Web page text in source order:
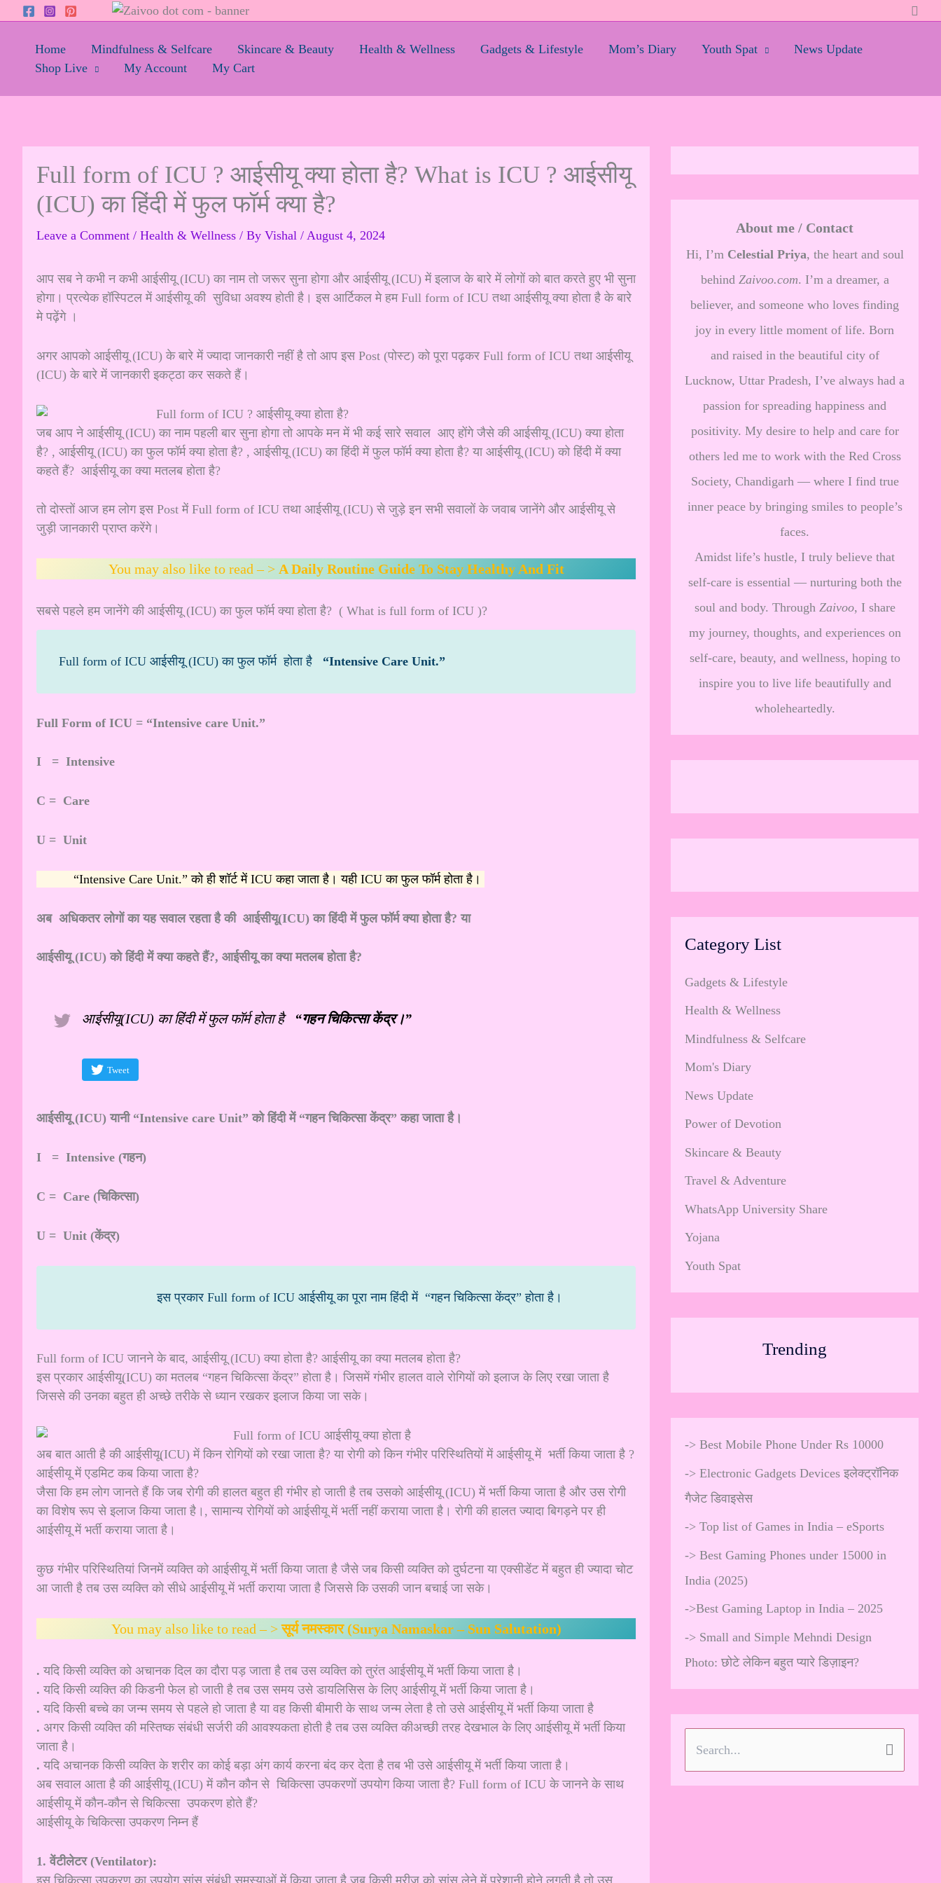
contentHome Mindfulness & Selfcare Skincare & Beauty Health & Wellness Gadgets & Lifestyle Mom’s Diary Youth Spat
News Update
Shop Live
My Account My Cart
Full form of ICU ? आईसीयू क्या होता है? What is ICU ? आईसीयू
(ICU) का हिंदी में फुल फॉर्म क्या है?
Leave a Comment / Health & Wellness / By Vishal / August 4, 2024
आप सब ने कभी न कभी आईसीयू (ICU) का नाम तो जरूर सुना होगा और आईसीयू (ICU) में इलाज के बारे में लोगों को बात करते हुए भी सुना
होगा। प्रत्येक हॉस्पिटल में आईसीयू की सुविधा अवश्य होती है। इस आर्टिकल मे हम Full form of ICU तथा आईसीयू क्या होता है के बारे
मे पढ़ेंगे ।
अगर आपको आईसीयू (ICU) के बारे में ज्यादा जानकारी नहीं है तो आप इस Post (पोस्ट) को पूरा पढ़कर Full form of ICU तथा आईसीयू
(ICU) के बारे में जानकारी इकट्ठा कर सकते हैं।
जब आप ने आईसीयू (ICU) का नाम पहली बार सुना होगा तो आपके मन में भी कई सारे सवाल आए होंगे जैसे की आईसीयू (ICU) क्या होता
है? , आईसीयू (ICU) का फुल फॉर्म क्या होता है? , आईसीयू (ICU) का हिंदी में फुल फॉर्म क्या होता है? या आईसीयू (ICU) को हिंदी में क्या
कहते हैं? आईसीयू का क्या मतलब होता है?
तो दोस्तों आज हम लोग इस Post में Full form of ICU तथा आईसीयू (ICU) से जुड़े इन सभी सवालों के जवाब जानेंगे और आईसीयू से
जुड़ी जानकारी प्राप्त करेंगे।
You may also like to read – > A Daily Routine Guide To Stay Healthy And Fit
सबसे पहले हम जानेंगे की आईसीयू (ICU) का फुल फॉर्म क्या होता है? ( What is full form of ICU )?
Full form of ICU आईसीयू (ICU) का फुल फॉर्म होता है “Intensive Care Unit.”
Full Form of ICU = “Intensive care Unit.”
I = Intensive
C = Care
U = Unit
“Intensive Care Unit.” को ही शॉर्ट में ICU कहा जाता है। यही ICU का फुल फॉर्म होता है।
अब अधिकतर लोगों का यह सवाल रहता है की आईसीयू(ICU) का हिंदी में फुल फॉर्म क्या होता है? या
आईसीयू (ICU) को हिंदी में क्या कहते हैं?, आईसीयू का क्या मतलब होता है?
आईसीयू(ICU) का हिंदी में फुल फॉर्म होता है “गहन चिकित्सा केंद्र।”
Tweet
आईसीयू (ICU) यानी “Intensive care Unit” को हिंदी में “गहन चिकित्सा केंद्र” कहा जाता है।
I = Intensive (गहन)
C = Care (चिकित्सा)
U = Unit (केंद्र)
इस प्रकार Full form of ICU आईसीयू का पूरा नाम हिंदी में “गहन चिकित्सा केंद्र” होता है।
Full form of ICU जानने के बाद, आईसीयू (ICU) क्या होता है? आईसीयू का क्या मतलब होता है?
इस प्रकार आईसीयू(ICU) का मतलब “गहन चिकित्सा केंद्र” होता है। जिसमें गंभीर हालत वाले रोगियों को इलाज के लिए रखा जाता है
जिससे की उनका बहुत ही अच्छे तरीके से ध्यान रखकर इलाज किया जा सके।
अब बात आती है की आईसीयू(ICU) में किन रोगियों को रखा जाता है? या रोगी को किन गंभीर परिस्थितियों में आईसीयू में भर्ती किया जाता है ?
आईसीयू में एडमिट कब किया जाता है?
जैसा कि हम लोग जानते हैं कि जब रोगी की हालत बहुत ही गंभीर हो जाती है तब उसको आईसीयू (ICU) में भर्ती किया जाता है और उस रोगी
का विशेष रूप से इलाज किया जाता है।, सामान्य रोगियों को आईसीयू में भर्ती नहीं कराया जाता है। रोगी की हालत ज्यादा बिगड़ने पर ही
आईसीयू में भर्ती कराया जाता है।
कुछ गंभीर परिस्थितियां जिनमें व्यक्ति को आईसीयू में भर्ती किया जाता है जैसे जब किसी व्यक्ति को दुर्घटना या एक्सीडेंट में बहुत ही ज्यादा चोट
आ जाती है तब उस व्यक्ति को सीधे आईसीयू में भर्ती कराया जाता है जिससे कि उसकी जान बचाई जा सके।
You may also like to read – > सूर्य नमस्कार (Surya Namaskar – Sun Salutation)
. यदि किसी व्यक्ति को अचानक दिल का दौरा पड़ जाता है तब उस व्यक्ति को तुरंत आईसीयू में भर्ती किया जाता है।
.यदि किसी व्यक्ति की किडनी फेल हो जाती है तब उस समय उसे डायलिसिस के लिए आईसीयू में भर्ती किया जाता है।
.यदि किसी बच्चे का जन्म समय से पहले हो जाता है या वह किसी बीमारी के साथ जन्म लेता है तो उसे आईसीयू में भर्ती किया जाता है
. अगर किसी व्यक्ति की मस्तिष्क संबंधी सर्जरी की आवश्यकता होती है तब उस व्यक्ति कीअच्छी तरह देखभाल के लिए आईसीयू में भर्ती किया
जाता है।
. यदि अचानक किसी व्यक्ति के शरीर का कोई बड़ा अंग कार्य करना बंद कर देता है तब भी उसे आईसीयू में भर्ती किया जाता है।
अब सवाल आता है की आईसीयू (ICU) में कौन कौन से चिकित्सा उपकरणों उपयोग किया जाता है? Full form of ICU के जानने के साथ
आईसीयू में कौन-कौन से चिकित्सा उपकरण होते हैं?
आईसीयू के चिकित्सा उपकरण निम्न हैं
1. वेंटीलेटर (Ventilator):
इस चिकित्सा उपकरण का उपयोग सांस संबंधी समस्याओं में किया जाता है जब किसी मरीज को सांस लेने में परेशानी होने लगती है तो उस
About me / Contact
Hi, I’m Celestial Priya, the heart and soul
behind Zaivoo.com. I’m a dreamer, a
believer, and someone who loves finding
joy in every little moment of life. Born
and raised in the beautiful city of
Lucknow, Uttar Pradesh, I’ve always had a
passion for spreading happiness and
positivity. My desire to help and care for
others led me to work with the Red Cross
Society, Chandigarh — where I find true
inner peace by bringing smiles to people’s
faces.
Amidst life’s hustle, I truly believe that
self-care is essential — nurturing both the
soul and body. Through Zaivoo, I share
my journey, thoughts, and experiences on
self-care, beauty, and wellness, hoping to
inspire you to live life beautifully and
wholeheartedly.
Category List
Gadgets & Lifestyle
Health & Wellness
Mindfulness & Selfcare
Mom's Diary
News Update
Power of Devotion
Skincare & Beauty
Travel & Adventure
WhatsApp University Share
Yojana
Youth Spat
Trending
-> Best Mobile Phone Under Rs 10000
-> Electronic Gadgets Devices इलेक्ट्रॉनिक
गैजेट डिवाइसेस
-> Top list of Games in India – eSports
-> Best Gaming Phones under 15000 in
India (2025)
->Best Gaming Laptop in India – 2025
-> Small and Simple Mehndi Design
Photo: छोटे लेकिन बहुत प्यारे डिज़ाइन?